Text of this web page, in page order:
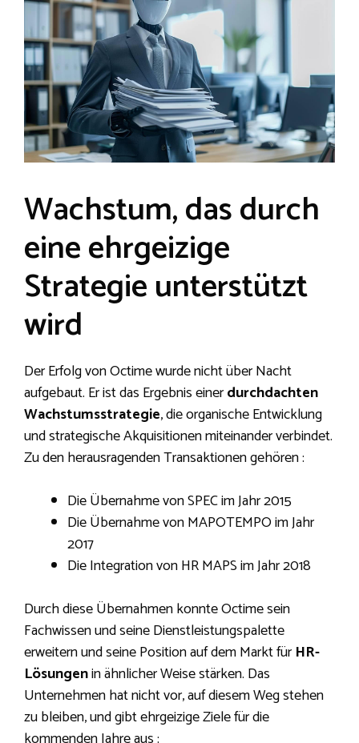
Wachstum, das durch
eine ehrgeizige
Strategie unterstützt
wird
Der Erfolg von Octime wurde nicht über Nacht
aufgebaut. Er ist das Ergebnis einerdurchdachten
Wachstumsstrategie, die organische Entwicklung
und strategische Akquisitionen miteinander verbindet.
Zu den herausragenden Transaktionen gehören :
Die Übernahme von SPEC im Jahr 2015
Die Übernahme von MAPOTEMPO im Jahr
2017
Die Integration von HR MAPS im Jahr 2018
Durch diese Übernahmen konnte Octime sein
Fachwissen und seine Dienstleistungspalette
erweitern und seine Position auf dem Markt für HR-
Lösungenin ähnlicher Weise stärken. Das
Unternehmen hat nicht vor, auf diesem Weg stehen
zu bleiben, und gibt ehrgeizige Ziele für die